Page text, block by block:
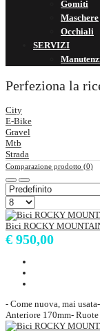
Gomiti
Maschere
Occhiali
SERVIZI
Perfeziona la
City
E-Bike
Gravel
Mtb
Strada
Comparazione prodotto (0)
Bici ROCKY
€ 950,00
- Come nuova, mai
Anteriore 170mm-